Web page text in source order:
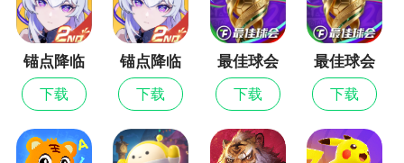
的捕鱼体验，利用手中的大炮轰炸鱼群，获得的分
数越高，最后得到的奖励越丰厚，百万现金大奖等
你来领，是可以真正可以赚钱的捕鱼游戏
3、加入了世界BOSS玩法，改进了数值提示面
锚点降临
下载
锚点降临
九游版
下载
最佳球会
最新版
下载
最佳球会
下载